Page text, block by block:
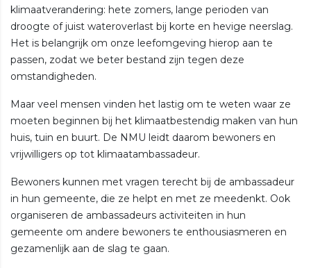
klimaatverandering: hete zomers, lange perioden van
droogte of juist wateroverlast bij korte en hevige neerslag.
Het is belangrijk om onze leefomgeving hierop aan te
passen, zodat we beter bestand zijn tegen deze
omstandigheden.
Maar veel mensen vinden het lastig om te weten waar ze
moeten beginnen bij het klimaatbestendig maken van hun
huis, tuin en buurt. De NMU leidt daarom bewoners en
vrijwilligers op tot klimaatambassadeur.
Bewoners kunnen met vragen terecht bij de ambassadeur
in hun gemeente, die ze helpt en met ze meedenkt. Ook
organiseren de ambassadeurs activiteiten in hun
gemeente om andere bewoners te enthousiasmeren en
gezamenlijk aan de slag te gaan.